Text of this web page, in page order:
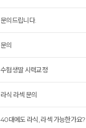
문의드립니다.
문의
수험생딸 시력교정
라식 라섹 문의
40대에도 라식, 라섹 가능한가요?